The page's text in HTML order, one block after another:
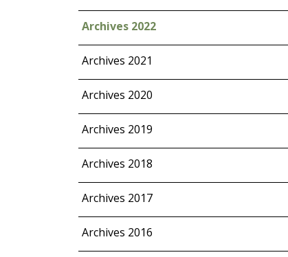
Archives 2022
Archives 2021
Archives 2020
Archives 2019
Archives 2018
Archives 2017
Archives 2016